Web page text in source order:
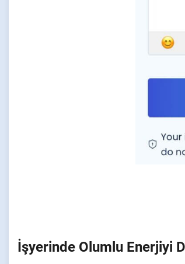
İşyerinde Olumlu Enerjiyi